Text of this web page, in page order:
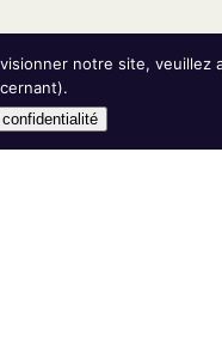
notre site,